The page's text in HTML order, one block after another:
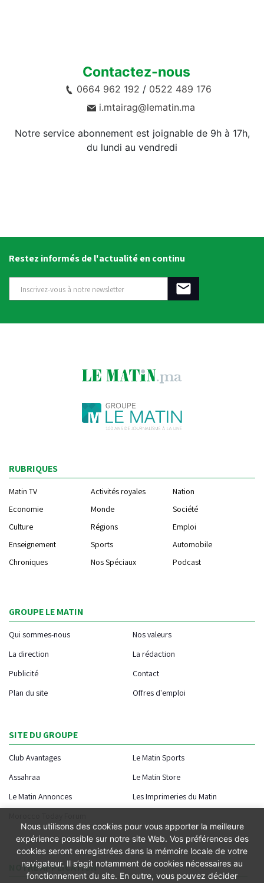
Contactez-nous
0664 962 192 / 0522 489 176
i.mtairag@lematin.ma
Notre service abonnement est joignable de 9h à 17h,
du lundi au vendredi
Restez informés de l'actualité en continu
RUBRIQUES
Matin TV Activités royales
Nation
Economie
Monde
Société
Culture
Régions
Emploi
Enseignement
Sports
Automobile
Chroniques
Nos Spéciaux Podcast
GROUPE LE MATIN
Qui sommes-nous
Nos valeurs
La direction
La rédaction
Publicité
Contact
Plan du site
Offres d'emploi
SITE DU GROUPE
Club Avantages
Le Matin Sports
Assahraa
Le Matin Store
Le Matin Annonces
Les Imprimeries du Matin
NOTRE APPLICATION
Nous utilisons des cookies pour vous apporter la meilleure
expérience possible sur notre site Web. Vos préférences des
cookies seront enregistrées dans la mémoire locale de votre
navigateur. Il s’agit notamment de cookies nécessaires au
fonctionnement du site. En outre, vous pouvez décider